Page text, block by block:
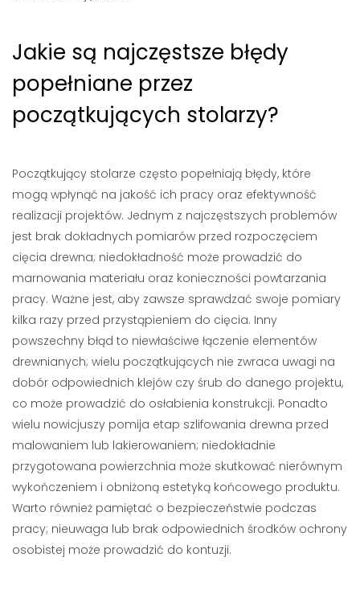
Jakie są najczęstsze błędy
popełniane przez
początkujących stolarzy?
Początkujący stolarze często popełniają błędy, które
mogą wpłynąć na jakość ich pracy oraz efektywność
realizacji projektów. Jednym z najczęstszych problemów
jest brak dokładnych pomiarów przed rozpoczęciem
cięcia drewna; niedokładność może prowadzić do
marnowania materiału oraz konieczności powtarzania
pracy. Ważne jest, aby zawsze sprawdzać swoje pomiary
kilka razy przed przystąpieniem do cięcia. Inny
powszechny błąd to niewłaściwe łączenie elementów
drewnianych; wielu początkujących nie zwraca uwagi na
dobór odpowiednich klejów czy śrub do danego projektu,
co może prowadzić do osłabienia konstrukcji. Ponadto
wielu nowicjuszy pomija etap szlifowania drewna przed
malowaniem lub lakierowaniem; niedokładnie
przygotowana powierzchnia może skutkować nierównym
wykończeniem i obniżoną estetyką końcowego produktu.
Warto również pamiętać o bezpieczeństwie podczas
pracy; nieuwaga lub brak odpowiednich środków ochrony
osobistej może prowadzić do kontuzji.